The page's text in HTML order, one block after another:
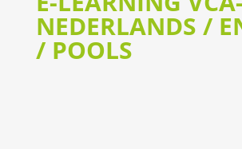
NEDERLANDS /
/ POOLS